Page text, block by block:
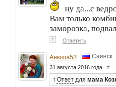
ну да...с
Вам только
заморозка,
↑ Ответить
Анюша53 Саянск
31 августа 2016 года #
↑ Ответ для мама